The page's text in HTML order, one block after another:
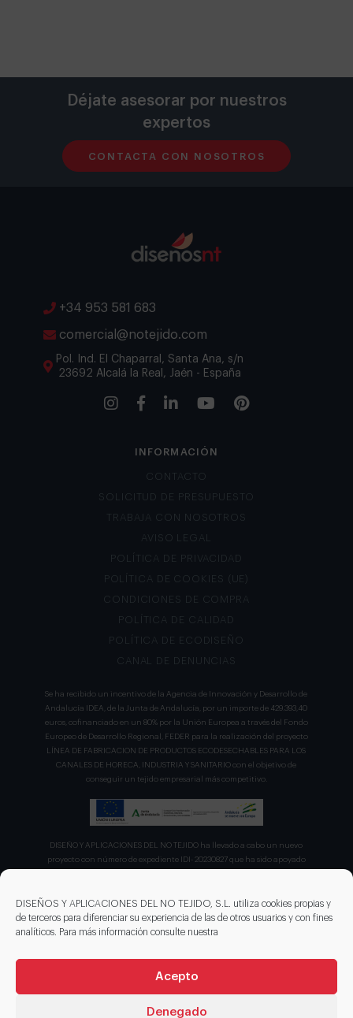
DISEÑOS Y APLICACIONES DEL NO TEJIDO, S.L. utiliza cookies propias y
de terceros para diferenciar su experiencia de las de otros usuarios y con fines
analíticos. Para más información consulte nuestra
Acepto
Denegado
Déjate asesorar por nuestros
expertos
CONTACTA CON NOSOTROS
+34 953 581 683
comercial@notejido.com
Pol. Ind. El Chaparral, Santa Ana, s/n
23692 Alcalá la Real, Jaén - España
INFORMACIÓN
CONTACTO
SOLICITUD DE PRESUPUESTO
TRABAJA CON NOSOTROS
AVISO LEGAL
POLÍTICA DE PRIVACIDAD
POLÍTICA DE COOKIES (UE)
CONDICIONES DE COMPRA
POLÍTICA DE CALIDAD
POLÍTICA DE ECODISEÑO
CANAL DE DENUNCIAS
Se ha recibido un incentivo de la Agencia de Innovación y Desarrollo de
Andalucía IDEA, de la Junta de Andalucía, por un importe de 429.393,40
euros, cofinanciado en un 80% por la Unión Europea a través del Fondo
Europeo de Desarrollo Regional, FEDER para la realización del proyecto
LÍNEA DE FABRICACION DE PRODUCTOS ECODESECHABLES PARA LOS
CANALES DE HORECA, INDUSTRIA Y SANITARIO con el objetivo de
conseguir un tejido empresarial más competitivo.
DISEÑO Y APLICACIONES DEL NO TEJIDO ha llevado a cabo un nuevo
proyecto con número de expediente IDI- 20230827 que ha sido apoyado
nuevas tecnologías de manipulación e impresión de materiales
sostenibles para favorecer el ecodiseño en el ámbito del packaging"
recibiendo en concepto de ayuda parcialmente reembolsable un 75%